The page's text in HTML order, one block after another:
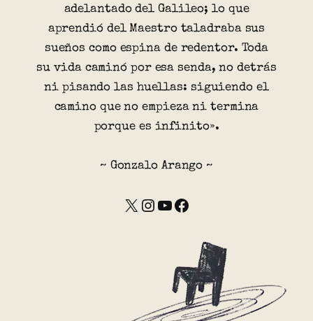
adelantado del Galileo; lo que
aprendió del Maestro taladraba sus
sueños como espina de redentor. Toda
su vida caminó por esa senda, no detrás
ni pisando las huellas: siguiendo el
camino que no empieza ni termina
porque es infinito».
~ Gonzalo Arango ~
X Instagram YouTube Facebook